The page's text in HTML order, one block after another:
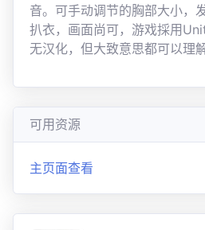
音。可手动调节的胸部大小，
扒衣，画面尚可，游戏採用
无汉化，但大致意思都可以理解
可用资源
主页面查看